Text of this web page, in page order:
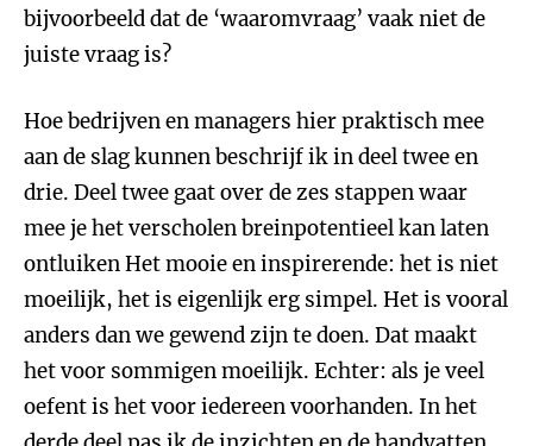
bijvoorbeeld dat de ‘waaromvraag’ vaak niet de
juiste vraag is?
Hoe bedrijven en managers hier praktisch mee
aan de slag kunnen beschrijf ik in deel twee en
drie. Deel twee gaat over de zes stappen waar
mee je het verscholen breinpotentieel kan laten
ontluiken Het mooie en inspirerende: het is niet
moeilijk, het is eigenlijk erg simpel. Het is vooral
anders dan we gewend zijn te doen. Dat maakt
het voor sommigen moeilijk. Echter: als je veel
oefent is het voor iedereen voorhanden. In het